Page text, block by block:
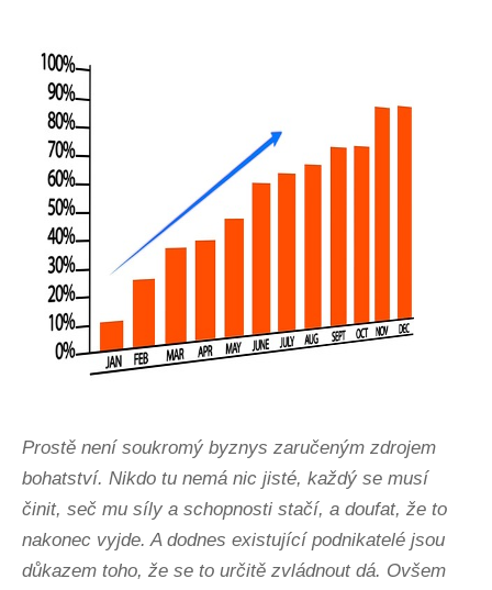
Prostě není soukromý byznys zaručeným zdrojem
bohatství. Nikdo tu nemá nic jisté, každý se musí
činit, seč mu síly a schopnosti stačí, a doufat, že to
nakonec vyjde. A dodnes existující podnikatelé jsou
důkazem toho, že se to určitě zvládnout dá. Ovšem